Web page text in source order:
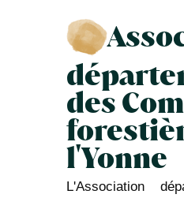
des
l'Yonne
L'Association